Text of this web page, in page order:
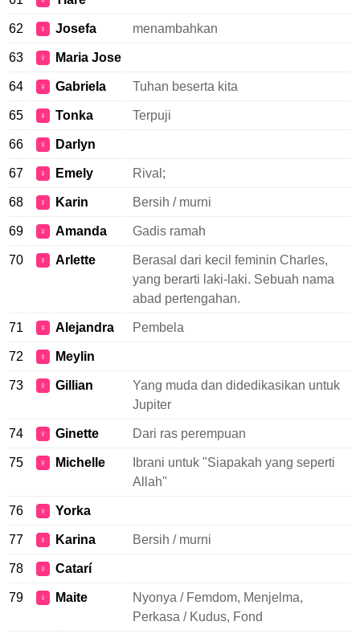
62 ♀ Josefa menambahkan
63 ♀ Maria Jose
64 ♀ Gabriela Tuhan beserta kita
65 ♀ Tonka Terpuji
66 ♀ Darlyn
67 ♀ Emely Rival;
68 ♀ Karin Bersih / murni
69 ♀ Amanda Gadis ramah
70 ♀ Arlette
Berasal dari kecil feminin Charles,
yang berarti laki-laki. Sebuah nama
abad pertengahan.
71 ♀ Alejandra Pembela
72 ♀ Meylin
73 ♀ Gillian
Yang muda dan didedikasikan untuk
Jupiter
74 ♀ Ginette Dari ras perempuan
75 ♀ Michelle
Ibrani untuk "Siapakah yang seperti
Allah"
76 ♀ Yorka
77 ♀ Karina Bersih / murni
78 ♀ Catarí
79 ♀ Maite
Nyonya / Femdom, Menjelma,
Perkasa / Kudus, Fond